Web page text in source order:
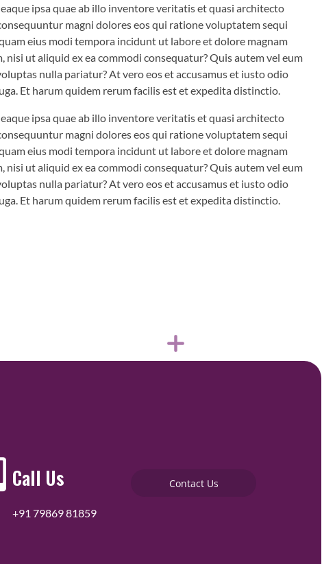
ipsa quae ab illo inventore veritatis et quasi architecto
magni dolores eos qui ratione voluptatem sequi
eius modi tempora incidunt ut labore et dolore magnam
ut aliquid ex ea commodi consequatur? Quis autem vel eum
nulla pariatur? At vero eos et accusamus et iusto odio
Et harum quidem rerum facilis est et expedita distinctio.
ipsa quae ab illo inventore veritatis et quasi architecto
magni dolores eos qui ratione voluptatem sequi
eius modi tempora incidunt ut labore et dolore magnam
ut aliquid ex ea commodi consequatur? Quis autem vel eum
nulla pariatur? At vero eos et accusamus et iusto odio
Et harum quidem rerum facilis est et expedita distinctio.
Call Us
+91 79869 81859
Contact Us